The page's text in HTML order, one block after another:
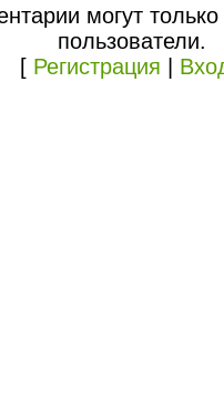
могут
пользователи.
[ Регистрация